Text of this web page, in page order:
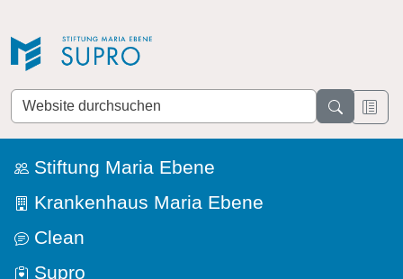
Website
durchsuchen
Stiftung Maria Ebene
Krankenhaus Maria Ebene
Clean
Supro